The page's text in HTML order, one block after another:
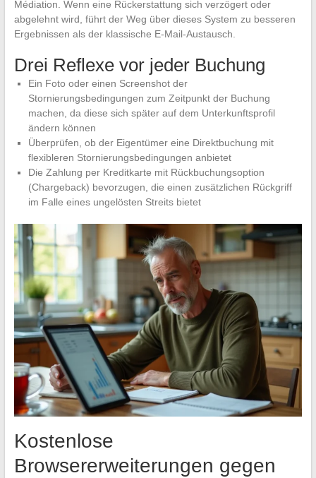
Médiation. Wenn eine Rückerstattung sich verzögert oder
abgelehnt wird, führt der Weg über dieses System zu besseren
Ergebnissen als der klassische E-Mail-Austausch.
Drei Reflexe vor jeder Buchung
Ein Foto oder einen Screenshot der
Stornierungsbedingungen zum Zeitpunkt der Buchung
machen, da diese sich später auf dem Unterkunftsprofil
ändern können
Überprüfen, ob der Eigentümer eine Direktbuchung mit
flexibleren Stornierungsbedingungen anbietet
Die Zahlung per Kreditkarte mit Rückbuchungsoption
(Chargeback) bevorzugen, die einen zusätzlichen Rückgriff
im Falle eines ungelösten Streits bietet
Kostenlose
Browsererweiterungen gegen